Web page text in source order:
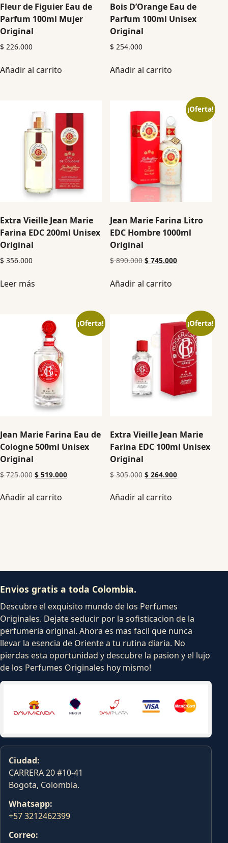
Fleur de Figuier Eau de
Parfum 100ml Mujer
Original
$ 226.000
Añadir al carrito
Bois D’Orange Eau de
Parfum 100ml Unisex
Original
$ 254.000
Añadir al carrito
Extra Vieille Jean Marie
Farina EDC 200ml Unisex
Original
$ 356.000
Leer más
¡Oferta!
Jean Marie Farina Litro
EDC Hombre 1000ml
Original
$890.000 $ 745.000
Añadir al carrito
¡Oferta!
Jean Marie Farina Eau de
Cologne 500ml Unisex
Original
$725.000 $ 519.000
Añadir al carrito
¡Oferta!
Extra Vieille Jean Marie
Farina EDC 100ml Unisex
Original
$305.000 $ 264.900
Añadir al carrito
Envios gratis a toda Colombia.
Descubre el exquisito mundo de los Perfumes
Originales. Dejate seducir por la sofisticacion de la
perfumeria original. Ahora es mas facil que nunca
llevar la esencia de Oriente a tu rutina diaria. No
pierdas esta oportunidad y descubre la pasion y el lujo
de los Perfumes Originales hoy mismo!
Ciudad:
CARRERA 20 #10-41
Bogota, Colombia.
Whatsapp:
+57 3212462399
Correo: